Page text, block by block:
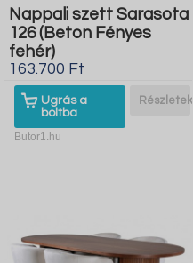
Nappali szett Sarasota
126 (Beton Fényes
fehér)
163.700 Ft
Ugrás a
boltba
Részletek
Butor1.hu